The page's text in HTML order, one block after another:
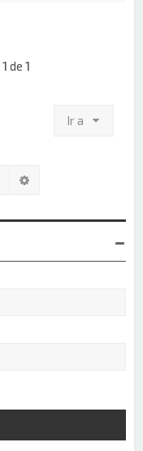
1 de 1
Ir a
Buscar